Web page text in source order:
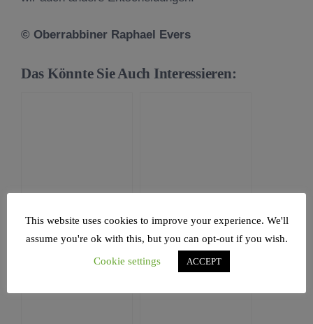
© Oberrabbiner Raphael Evers
Das Könnte Sie Auch Interessieren:
13, die Geburt von
Schimschon
der Priestersegen:
einige unbekannte
Aspekte
This website uses cookies to improve your experience. We'll
assume you're ok with this, but you can opt-out if you wish.
Cookie settings
ACCEPT